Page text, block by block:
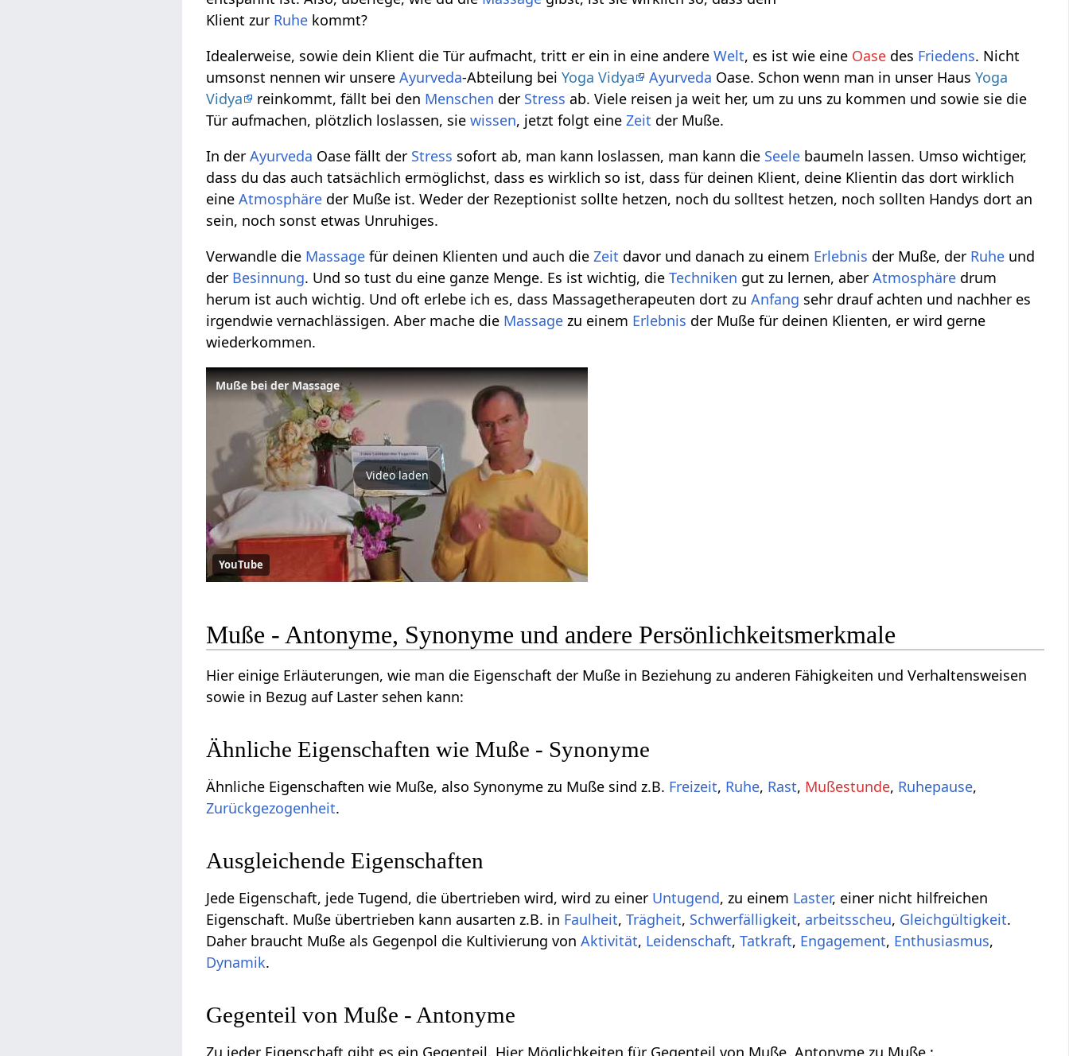
Klient zur Ruhe kommt?
Idealerweise, sowie dein Klient die Tür aufmacht, tritt er ein in eine andereWelt, es ist wie eine Oase des Friedens. Nicht
umsonst nennen wir unsereAyurveda-Abteilung beiYoga Vidya Ayurveda Oase. Schon wenn man in unser HausYoga
Vidya
reinkommt, fällt bei den Menschen der Stress ab. Viele reisen ja weit her, um zu uns zu kommen und sowie sie die
Tür aufmachen, plötzlich loslassen, siewissen, jetzt folgt eineZeit der Muße.
In derAyurveda Oase fällt der Stress sofort ab, man kann loslassen, man kann die Seele baumeln lassen. Umso wichtiger,
dass du das auch tatsächlich ermöglichst, dass es wirklich so ist, dass für deinen Klient, deine Klientin das dort wirklich
eineAtmosphäre der Muße ist. Weder der Rezeptionist sollte hetzen, noch du solltest hetzen, noch sollten Handys dort an
sein, noch sonst etwas Unruhiges.
Verwandle die Massage für deinen Klienten und auch dieZeit davor und danach zu einem Erlebnis der Muße, der Ruhe und
der Besinnung. Und so tust du eine ganze Menge. Es ist wichtig, dieTechniken gut zu lernen, aberAtmosphäre drum
herum ist auch wichtig. Und oft erlebe ich es, dass Massagetherapeuten dort zuAnfang sehr drauf achten und nachher es
irgendwie vernachlässigen. Aber mache die Massage zu einem Erlebnis der Muße für deinen Klienten, er wird gerne
wiederkommen.
Muße bei der Massage
Video laden
YouTube
Muße - Antonyme, Synonyme und andere Persönlichkeitsmerkmale
Hier einige Erläuterungen, wie man die Eigenschaft der Muße in Beziehung zu anderen Fähigkeiten und Verhaltensweisen
sowie in Bezug auf Laster sehen kann:
Ähnliche Eigenschaften wie Muße - Synonyme
Ähnliche Eigenschaften wie Muße, also Synonyme zu Muße sind z.B. Freizeit, Ruhe, Rast, Mußestunde, Ruhepause,
Zurückgezogenheit.
Ausgleichende Eigenschaften
Jede Eigenschaft, jede Tugend, die übertrieben wird, wird zu einer Untugend, zu einem Laster, einer nicht hilfreichen
Eigenschaft. Muße übertrieben kann ausarten z.B. in Faulheit,Trägheit, Schwerfälligkeit, arbeitsscheu, Gleichgültigkeit.
Daher braucht Muße als Gegenpol die Kultivierung vonAktivität, Leidenschaft,Tatkraft, Engagement, Enthusiasmus,
Dynamik.
Gegenteil von Muße - Antonyme
Zu jeder Eigenschaft gibt es ein Gegenteil. Hier Möglichkeiten für Gegenteil von Muße, Antonyme zu Muße :